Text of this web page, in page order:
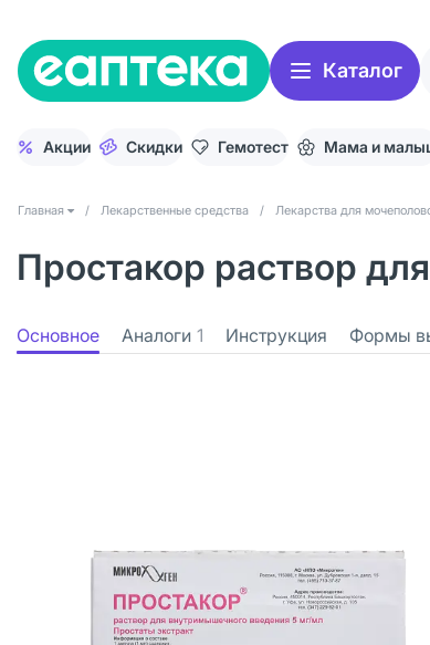
Каталог
Акции Скидки Гемотест Мама и
Главная / Лекарственные средства / Лекарства для
Простакор раствор
Основное Аналоги 1 Инструкция Формы